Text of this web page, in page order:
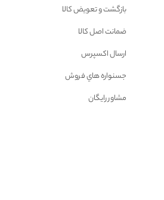
بازگشت و تعويض کالا
ضمانت اصل کالا
ارسال اکسپرس
جسنواره هاي فروش
مشاور رايگان